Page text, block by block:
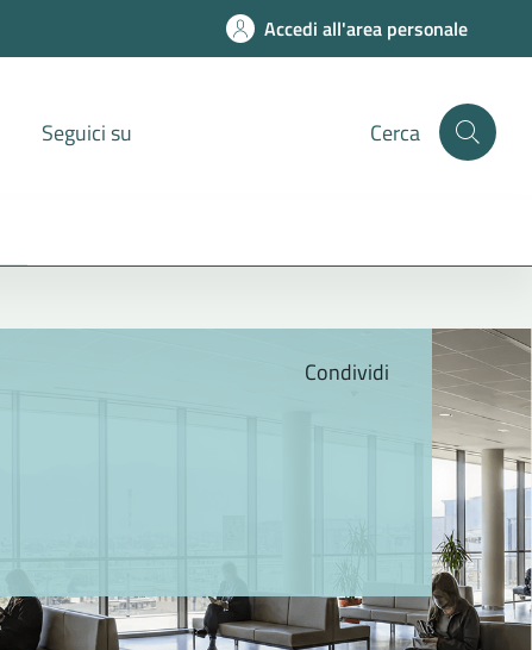
Accedi all'area personale
Seguici su Cerca
Condividi